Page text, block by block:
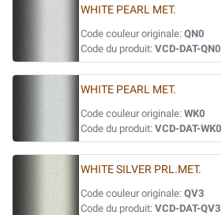
WHITE PEARL MET.
Code couleur originale: QN0
Code du produit: VCD-DAT-QN0
WHITE PEARL MET.
Code couleur originale: WK0
Code du produit: VCD-DAT-WK0
WHITE SILVER PRL.MET.
Code couleur originale: QV3
Code du produit: VCD-DAT-QV3